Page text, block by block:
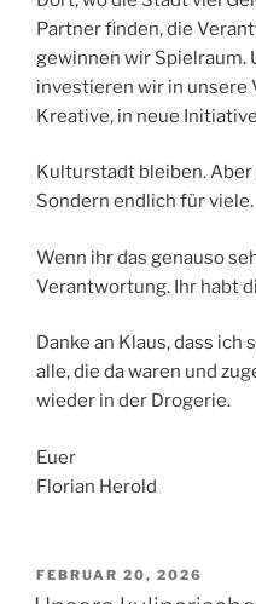
Partner finden, die
gewinnen wir Spielraum.
investieren wir in unsere
Kreative, in neue
Kulturstadt bleiben.
Sondern endlich für viele.
Wenn ihr das genauso
Verantwortung. Ihr habt
Danke an Klaus, dass ich
alle, die da waren und
wieder in der Drogerie.
Euer
Florian Herold
VERÖFFENTLICHT
AM
FEBRUAR 20, 2026